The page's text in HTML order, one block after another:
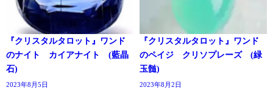
『クリスタルタロット』ワンド
のナイト カイアナイト (藍晶
石)
2023年8月5日
『クリスタルタロット』ワンド
のペイジ クリソプレーズ (緑
玉髄)
2023年8月2日